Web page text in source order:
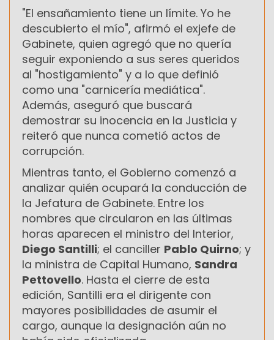
"El ensañamiento tiene un límite. Yo he
descubierto el mío", afirmó el exjefe de
Gabinete, quien agregó que no quería
seguir exponiendo a sus seres queridos
al "hostigamiento" y a lo que definió
como una "carnicería mediática".
Además, aseguró que buscará
demostrar su inocencia en la Justicia y
reiteró que nunca cometió actos de
corrupción.
Mientras tanto, el Gobierno comenzó a
analizar quién ocupará la conducción de
la Jefatura de Gabinete. Entre los
nombres que circularon en las últimas
horas aparecen el ministro del Interior,
Diego Santilli; el canciller Pablo Quirno; y
la ministra de Capital Humano, Sandra
Pettovello. Hasta el cierre de esta
edición, Santilli era el dirigente con
mayores posibilidades de asumir el
cargo, aunque la designación aún no